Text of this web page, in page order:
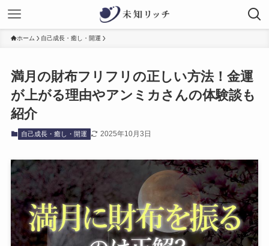
ホーム 自己成長・癒し・開運
満月の財布フリフリの正しい方法！金運
が上がる理由やアンミカさんの体験談も
紹介
自己成長・癒し・開運 2025年10月3日